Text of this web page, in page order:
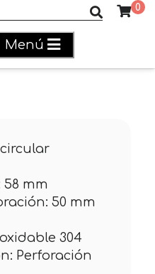
0
Menú
mm
50 mm
304
Perforación